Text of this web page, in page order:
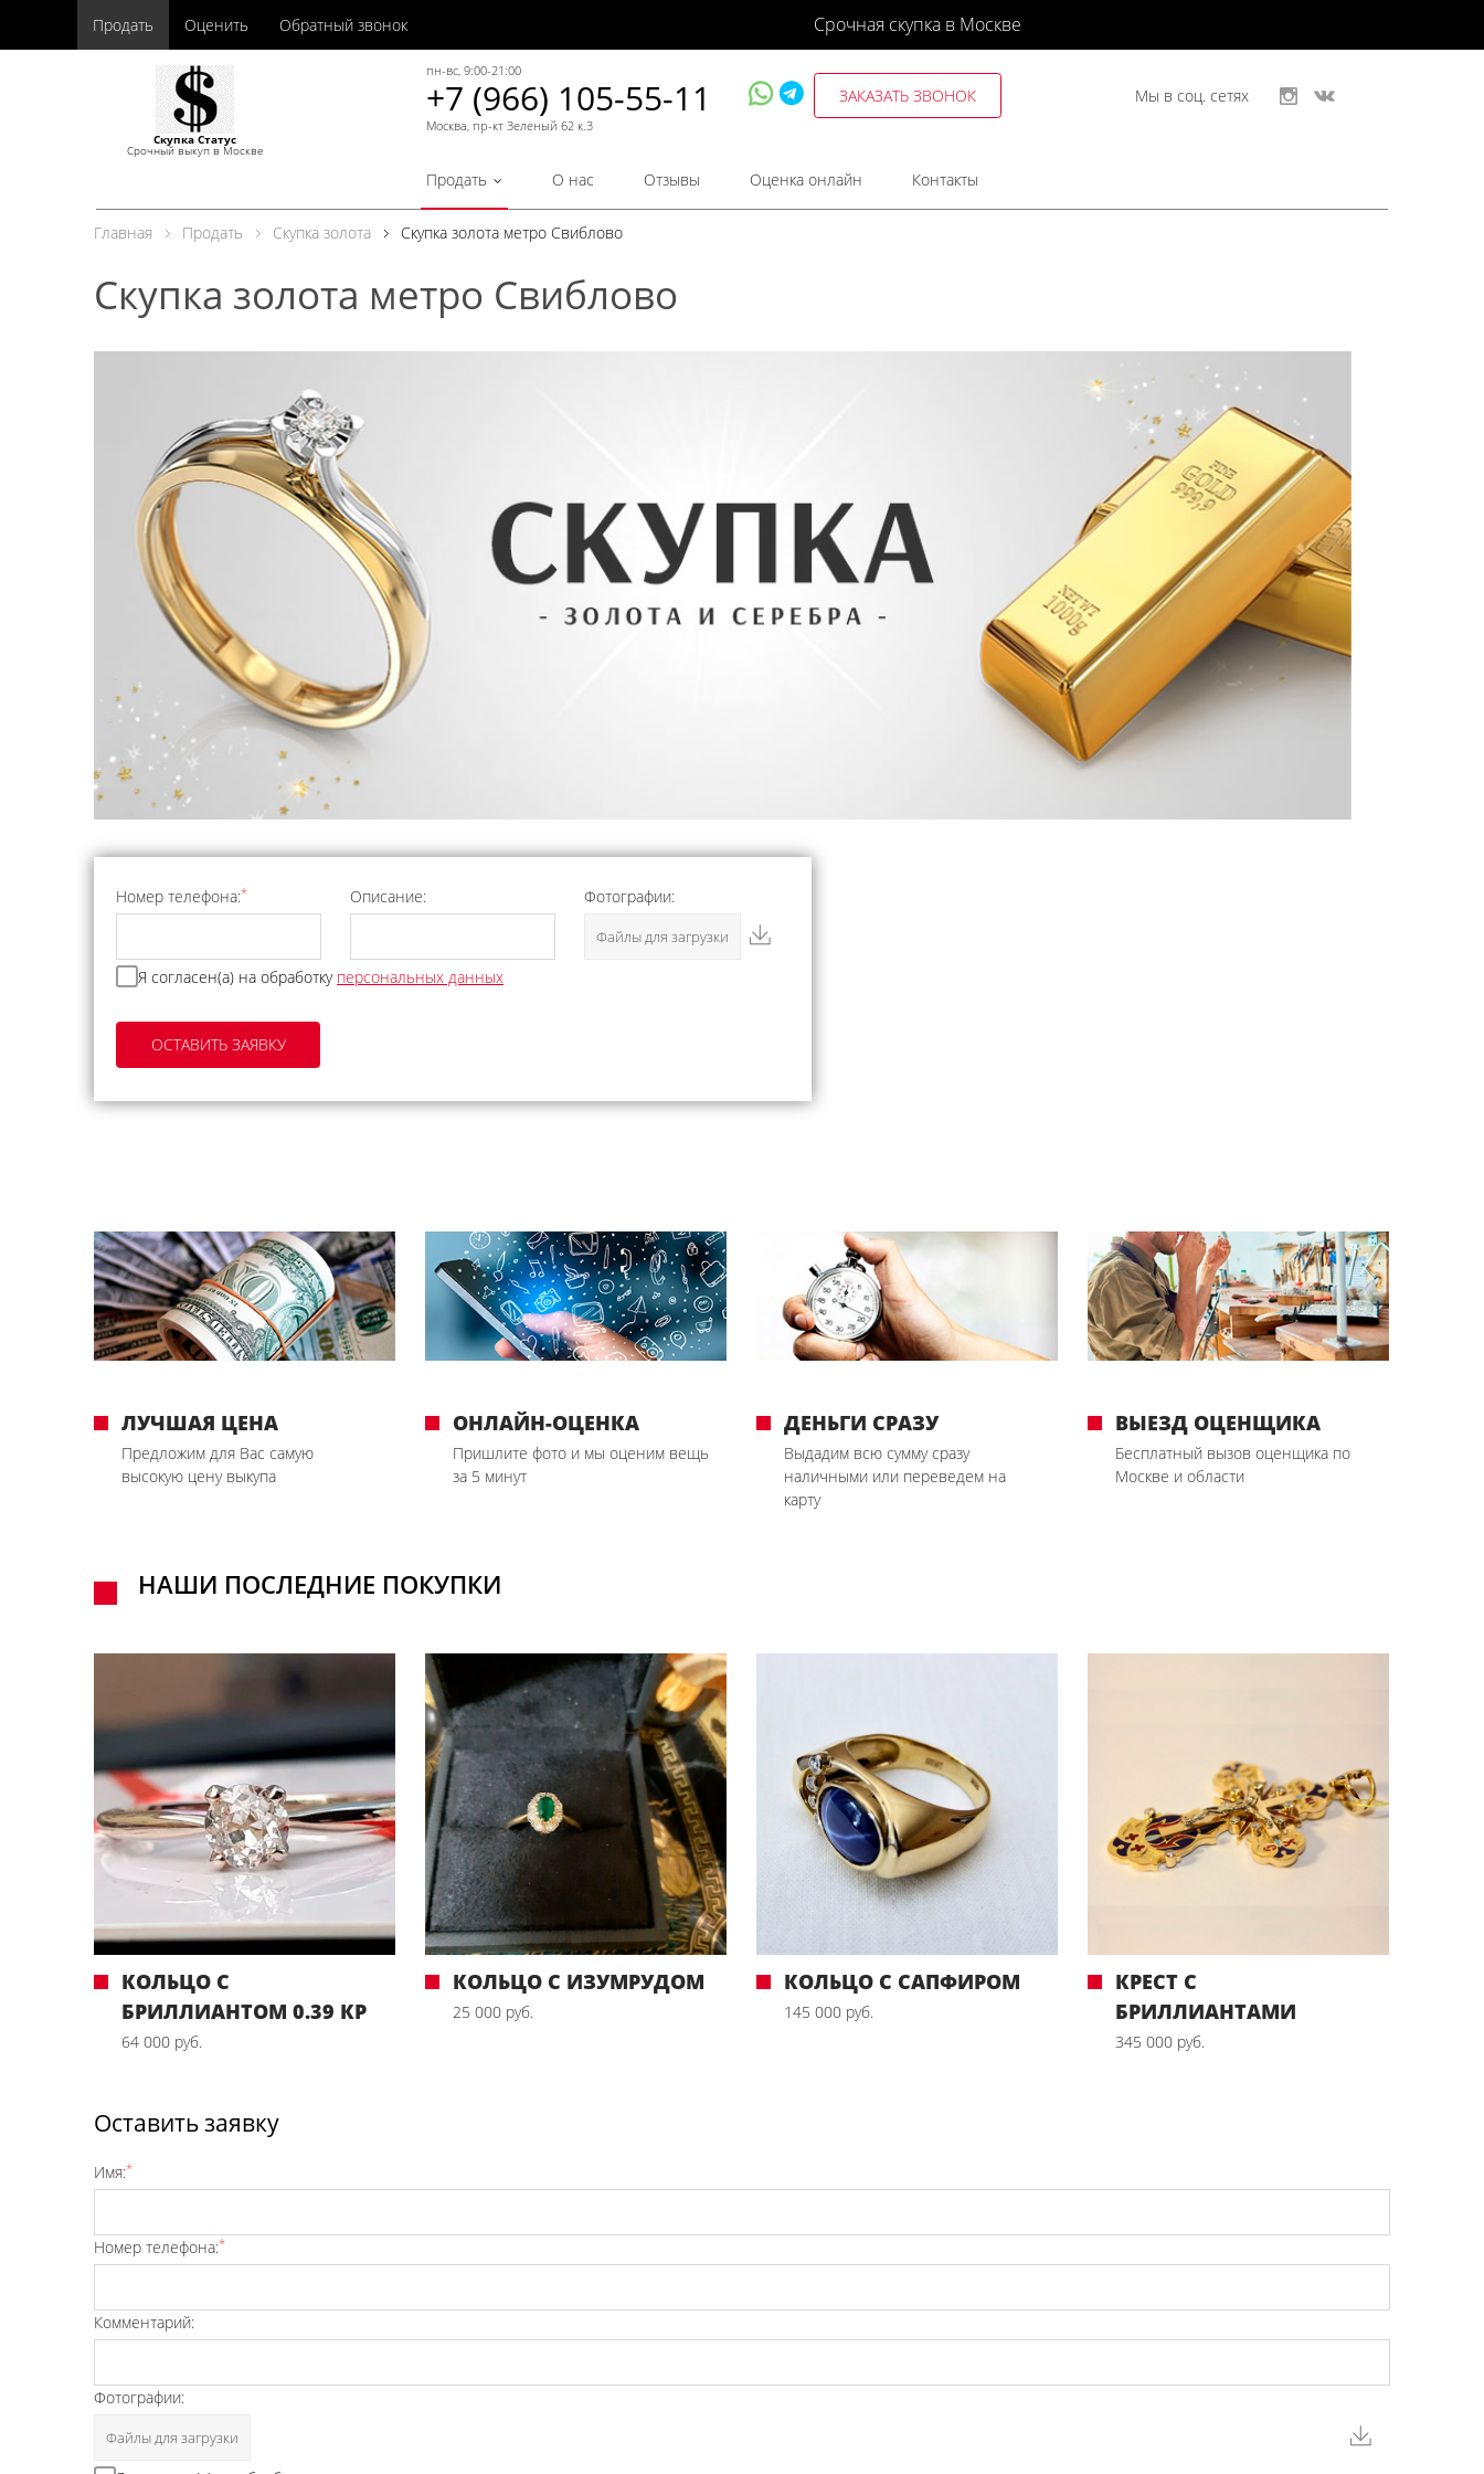
Продать Оценить Обратный звонок Срочная скупка в Москве
Скупка Статус
Срочный выкуп в Москве
пн-вс, 9:00-21:00
+7 (966) 105-55-11
Москва, пр-кт Зеленый 62 к.3
ЗАКАЗАТЬ ЗВОНОК Мы в соц. сетях
Продать О нас Отзывы Оценка онлайн Контакты
Главная Продать Скупка золота Скупка золота метро Свиблово
Скупка золота метро Свиблово
Номер телефона:* Описание: Фотографии:
Файлы для загрузки
Я согласен(а) на обработку персональных данных
ЛУЧШАЯ ЦЕНА
Предложим для Вас самую
высокую цену выкупа
ОНЛАЙН-ОЦЕНКА
Пришлите фото и мы оценим вещь
за 5 минут
ДЕНЬГИ СРАЗУ
Выдадим всю сумму сразу
наличными или переведем на
карту
ВЫЕЗД ОЦЕНЩИКА
Бесплатный вызов оценщика по
Москве и области
НАШИ ПОСЛЕДНИЕ ПОКУПКИ
КОЛЬЦО С
БРИЛЛИАНТОМ 0.39 КР
64 000 руб.
КОЛЬЦО С ИЗУМРУДОМ
25 000 руб.
КОЛЬЦО С САПФИРОМ
145 000 руб.
КРЕСТ С
БРИЛЛИАНТАМИ
345 000 руб.
Оставить заявку
Имя:*
Номер телефона:*
Комментарий:
Фотографии:
Файлы для загрузки